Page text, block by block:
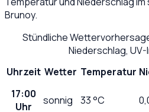
Brunoy.
Stündliche
Niederschlag,
Uhrzeit Wetter Temperatur
17:00
Uhr
sonnig 33°C